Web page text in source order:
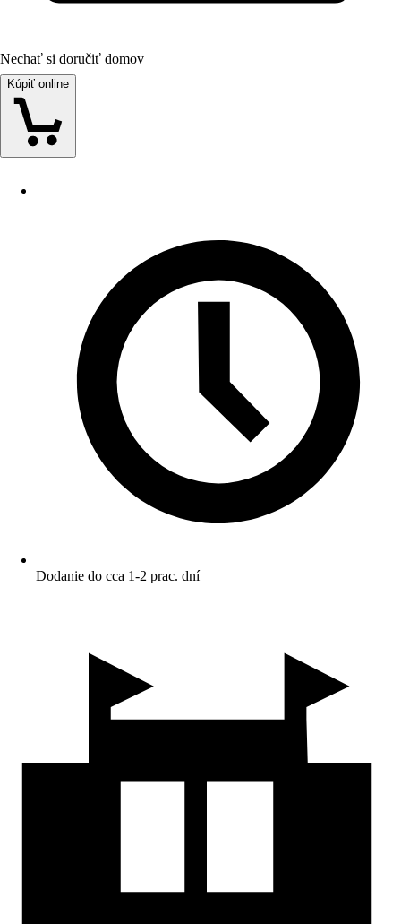
Nechať si doručiť domov
Kúpiť online
Dodanie do cca 1-2 prac. dní